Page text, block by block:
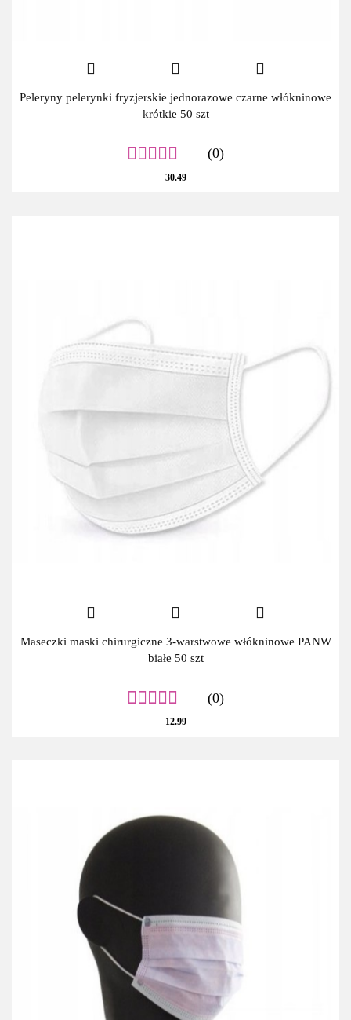
Peleryny pelerynki fryzjerskie jednorazowe czarne włókninowe
krótkie 50 szt
(0)
30.49
Maseczki maski chirurgiczne 3-warstwowe włókninowe PANW
białe 50 szt
(0)
12.99